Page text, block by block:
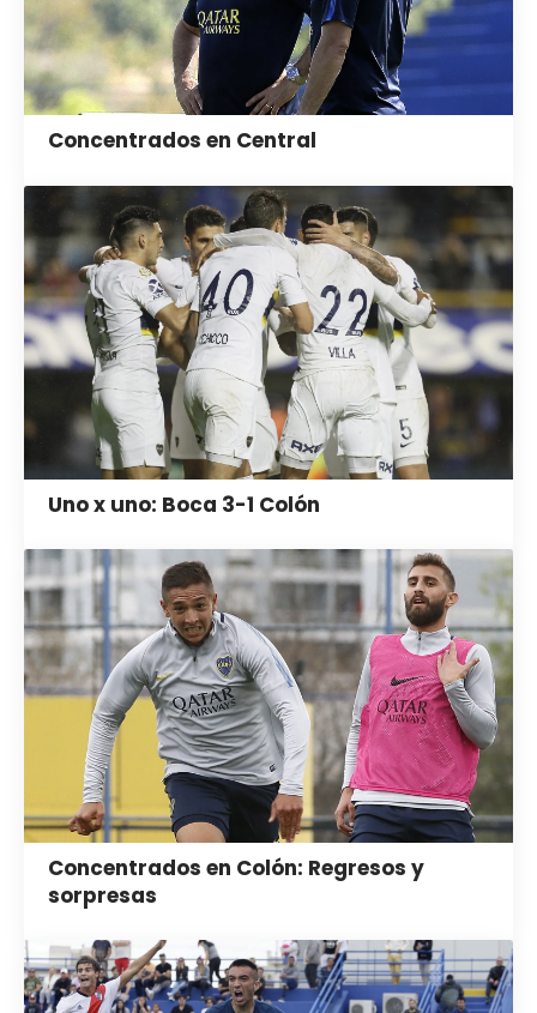
Concentrados en Central
Uno x uno: Boca 3-1 Colón
Concentrados en Colón: Regresos y
sorpresas